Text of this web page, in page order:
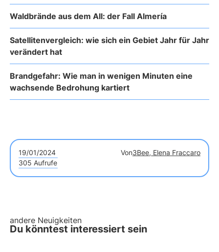
Waldbrände aus dem All: der Fall Almería
Satellitenvergleich: wie sich ein Gebiet Jahr für Jahr
verändert hat
Brandgefahr: Wie man in wenigen Minuten eine
wachsende Bedrohung kartiert
19/01/2024 Von3Bee, Elena Fraccaro
305 Aufrufe
andere Neuigkeiten
Du könntest interessiert sein